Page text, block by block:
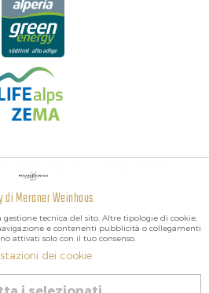
ADIGE, DELL'ITALIA E DEL MONDO.
di Meraner Weinhaus
tecnica del sito. Altre tipologie di cookie,
e contenenti pubblicità o collegamenti
attivati solo con il tuo consenso.
dei cookie